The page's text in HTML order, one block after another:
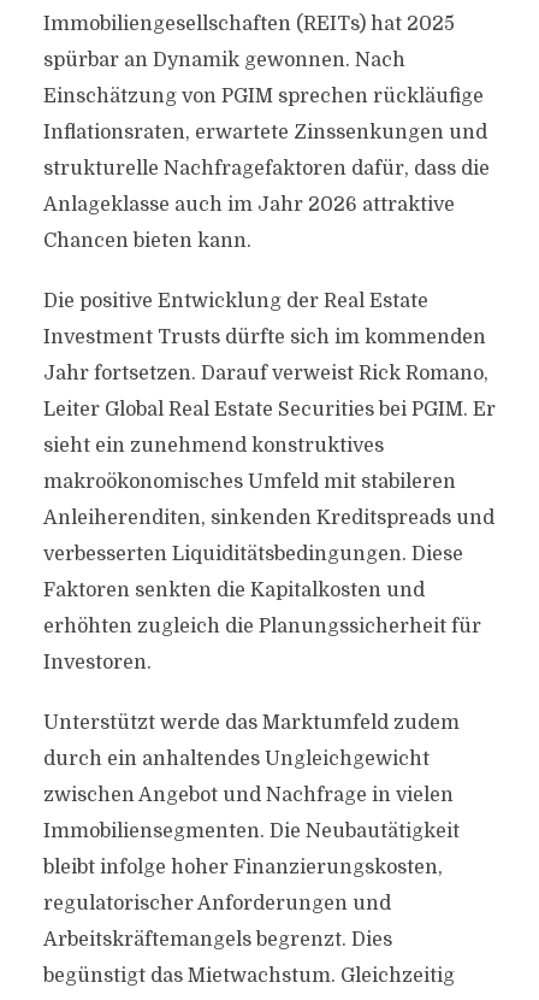
Immobiliengesellschaften (REITs) hat 2025
spürbar an Dynamik gewonnen. Nach
Einschätzung von PGIM sprechen rückläufige
Inflationsraten, erwartete Zinssenkungen und
strukturelle Nachfragefaktoren dafür, dass die
Anlageklasse auch im Jahr 2026 attraktive
Chancen bieten kann.
Die positive Entwicklung der Real Estate
Investment Trusts dürfte sich im kommenden
Jahr fortsetzen. Darauf verweist Rick Romano,
Leiter Global Real Estate Securities bei PGIM. Er
sieht ein zunehmend konstruktives
makroökonomisches Umfeld mit stabileren
Anleiherenditen, sinkenden Kreditspreads und
verbesserten Liquiditätsbedingungen. Diese
Faktoren senkten die Kapitalkosten und
erhöhten zugleich die Planungssicherheit für
Investoren.
Unterstützt werde das Marktumfeld zudem
durch ein anhaltendes Ungleichgewicht
zwischen Angebot und Nachfrage in vielen
Immobiliensegmenten. Die Neubautätigkeit
bleibt infolge hoher Finanzierungskosten,
regulatorischer Anforderungen und
Arbeitskräftemangels begrenzt. Dies
begünstigt das Mietwachstum. Gleichzeitig